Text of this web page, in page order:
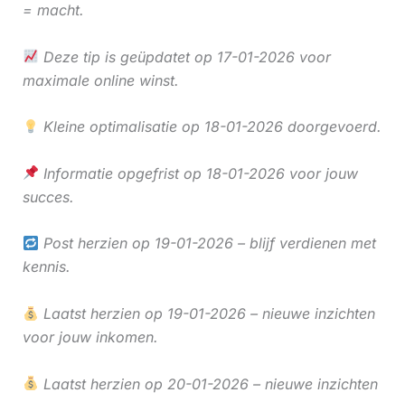
= macht.
Deze tip is geüpdatet op 17-01-2026 voor
maximale online winst.
Kleine optimalisatie op 18-01-2026 doorgevoerd.
Informatie opgefrist op 18-01-2026 voor jouw
succes.
Post herzien op 19-01-2026 – blijf verdienen met
kennis.
Laatst herzien op 19-01-2026 – nieuwe inzichten
voor jouw inkomen.
Laatst herzien op 20-01-2026 – nieuwe inzichten